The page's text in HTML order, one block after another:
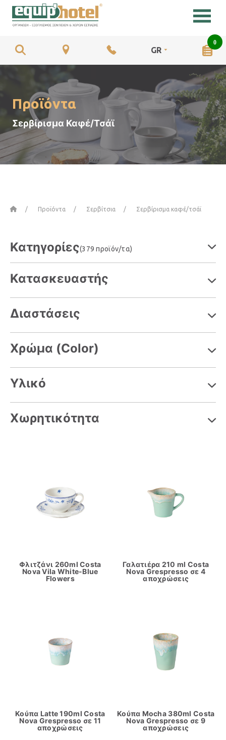
GR
0
Προϊόντα
Σερβίρισμα Καφέ/Τσάϊ
Αρχική Προϊόντα Σερβίτσια Σερβίρισμα καφέ/τσάϊ
Κατηγορίες(379 προϊόν/τα)
Κατασκευαστής
Διαστάσεις
Χρώμα (Color)
Υλικό
Χωρητικότητα
Φλιτζάνι 260ml Costa
Nova Vila White-Blue
Flowers
Γαλατιέρα 210 ml Costa
Nova Grespresso σε 4
αποχρώσεις
Κούπα Latte 190ml Costa
Nova Grespresso σε 11
αποχρώσεις
Κούπα Mocha 380ml Costa
Nova Grespresso σε 9
αποχρώσεις